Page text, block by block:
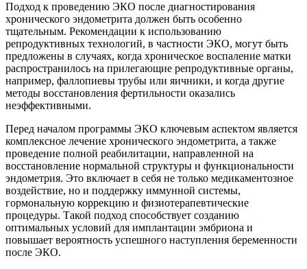
Подход к проведению ЭКО после диагностирования
хронического эндометрита должен быть особенно
тщательным. Рекомендации к использованию
репродуктивных технологий, в частности ЭКО, могут быть
предложены в случаях, когда хроническое воспаление матки
распространилось на прилегающие репродуктивные органы,
например, фаллопиевы трубы или яичники, и когда другие
методы восстановления фертильности оказались
неэффективными.
Перед началом программы ЭКО ключевым аспектом является
комплексное лечение хронического эндометрита, а также
проведение полной реабилитации, направленной на
восстановление нормальной структуры и функциональности
эндометрия. Это включает в себя не только медикаментозное
воздействие, но и поддержку иммунной системы,
гормональную коррекцию и физиотерапевтические
процедуры. Такой подход способствует созданию
оптимальных условий для имплантации эмбриона и
повышает вероятность успешного наступления беременности
после ЭКО.